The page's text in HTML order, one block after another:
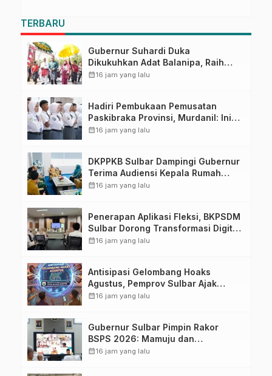
TERBARU
Gubernur Suhardi Duka
Dikukuhkan Adat Balanipa, Raih
Gelar Sulo Tappidena
calendar_month16 jam yang lalu
Hadiri Pembukaan Pemusatan
Paskibraka Provinsi, Murdanil: Ini
Membentuk Karakter Hingga
calendar_month16 jam yang lalu
DKPPKB Sulbar Dampingi Gubernur
Terima Audiensi Kepala Rumah
Sakit TK. III Punggawa Malolo
calendar_month16 jam yang lalu
Penerapan Aplikasi Fleksi, BKPSDM
Sulbar Dorong Transformasi Digital
Sistem Kehadiran ASN
calendar_month16 jam yang lalu
Antisipasi Gelombang Hoaks
Agustus, Pemprov Sulbar Ajak
Warga Jaga Ruang Digital
calendar_month16 jam yang lalu
Gubernur Sulbar Pimpin Rakor
BSPS 2026: Mamuju dan
Pasangkayu Masih Nol Realisasi
calendar_month16 jam yang lalu